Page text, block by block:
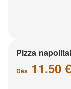
Pizza
Dès 11.50 €